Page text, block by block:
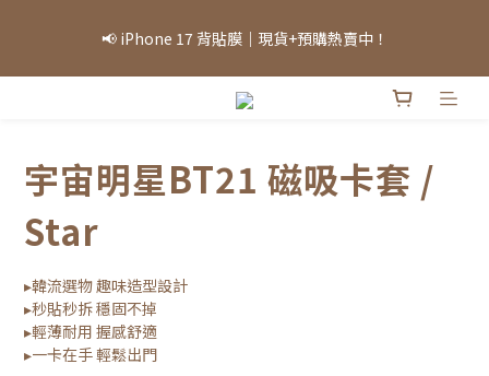
庫存為準，敬請見諒。」
📢 iPhone 17 背貼膜｜現貨+預購熱賣中！
「因部分商品熱銷，部分庫存可能需等候，實際出貨情況將依當日
宇宙明星BT21 磁吸卡套 /
Star
▸韓流選物 趣味造型設計
▸秒貼秒拆 穩固不掉
▸輕薄耐用 握感舒適
▸一卡在手 輕鬆出門